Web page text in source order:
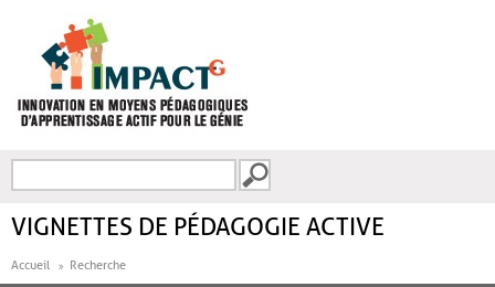
FORMULAIRE DE
VIGNETTES DE PÉDAGOGIE ACTIVE
Accueil Recherche